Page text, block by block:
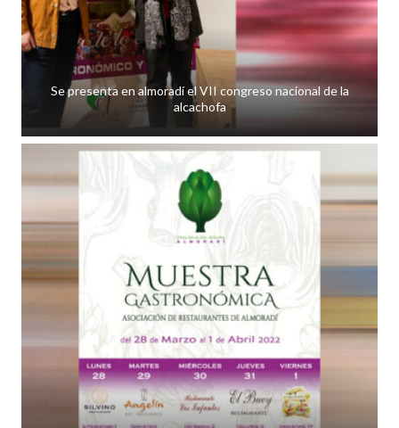
Se presenta en almoradí el VII congreso nacional de la
alcachofa